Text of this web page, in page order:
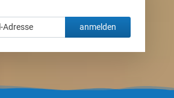
anmelden